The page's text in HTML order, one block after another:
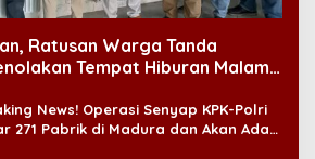
Ratusan Warga Tanda
Tempat Hiburan Malam
News! Operasi Senyap KPK-Polri
271 Pabrik di Madura dan Akan Ada